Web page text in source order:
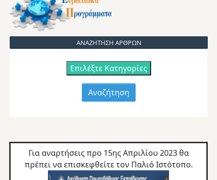
ΑΝΑΖΗΤΗΣΗ ΑΡΘΡΩΝ
Επιλέξτε Κατηγορίες
Για αναρτήσεις προ 15ης Απριλίου 2023 θα
πρέπει να επισκεφθείτε τον Παλιό Ιστότοπο.